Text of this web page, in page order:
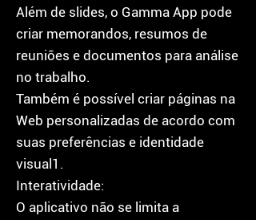
Além de slides, o Gamma App pode
criar memorandos, resumos de
reuniões e documentos para análise
no trabalho.
Também é possível criar páginas na
Web personalizadas de acordo com
suas preferências e identidade
visual1.
Interatividade:
O aplicativo não se limita a